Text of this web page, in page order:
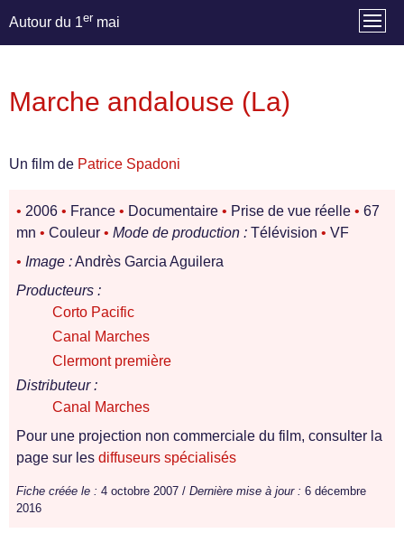
Autour du 1er mai
Marche andalouse (La)
Un film de Patrice Spadoni
• 2006 • France • Documentaire • Prise de vue réelle • 67
mn • Couleur • Mode de production : Télévision • VF
• Image :Andrès Garcia Aguilera
Producteurs :
Corto Pacific
Canal Marches
Clermont première
Distributeur :
Canal Marches
Pour une projection non commerciale du film, consulter la
page sur les diffuseurs spécialisés
Fiche créée le : 4 octobre 2007 / Dernière mise à jour : 6 décembre
2016